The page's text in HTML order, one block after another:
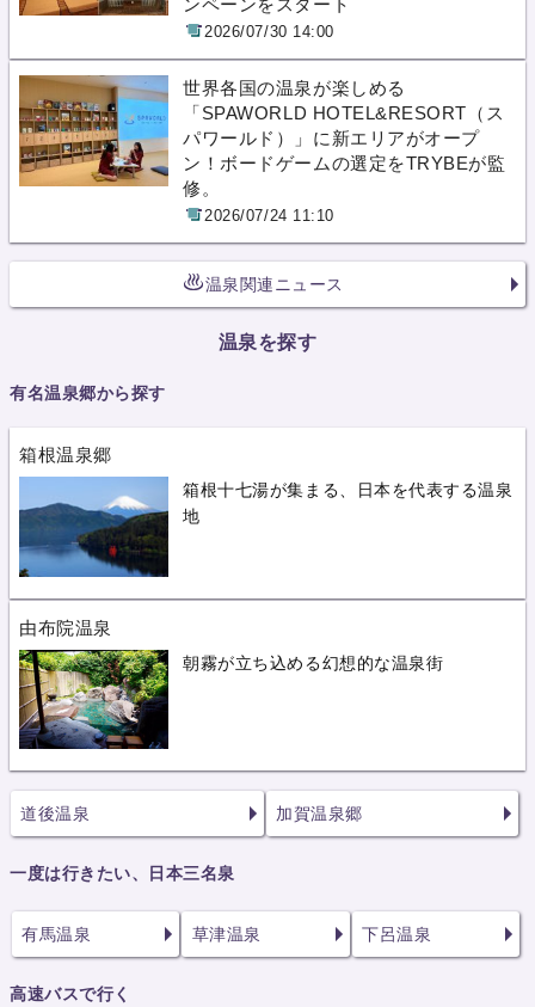
2026/07/30 14:00
世界各国の温泉が楽しめる
「SPAWORLD HOTEL&RESORT（ス
パワールド）」に新エリアがオープ
ン！ボードゲームの選定をTRYBEが監
修。
2026/07/24 11:10
温泉関連ニュース
温泉を探す
有名温泉郷から探す
箱根温泉郷
箱根十七湯が集まる、日本を代表する温泉
地
由布院温泉
朝霧が立ち込める幻想的な温泉街
道後温泉 加賀温泉郷
一度は行きたい、日本三名泉
有馬温泉 草津温泉 下呂温泉
高速バスで行く